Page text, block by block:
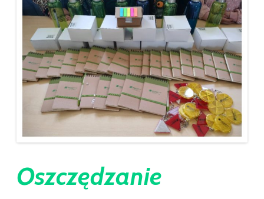
Oszczędzanie